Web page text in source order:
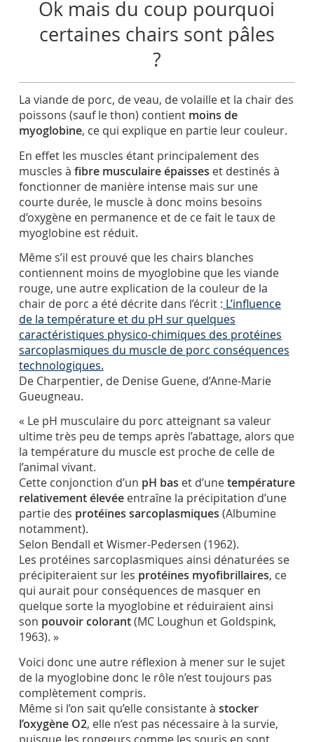
Ok mais du coup pourquoi
certaines chairs sont pâles
?
La viande de porc, de veau, de volaille et la chair des
poissons (sauf le thon) contient moins de
myoglobine, ce qui explique en partie leur couleur.
En effet les muscles étant principalement des
muscles à fibre musculaire épaisses et destinés à
fonctionner de manière intense mais sur une
courte durée, le muscle à donc moins besoins
d’oxygène en permanence et de ce fait le taux de
myoglobine est réduit.
Même s’il est prouvé que les chairs blanches
contiennent moins de myoglobine que les viande
rouge, une autre explication de la couleur de la
chair de porc a été décrite dans l’écrit : L’influence
de la température et du pH sur quelques
caractéristiques physico-chimiques des protéines
sarcoplasmiques du muscle de porc conséquences
technologiques.
De Charpentier, de Denise Guene, d’Anne-Marie
Gueugneau.
« Le pH musculaire du porc atteignant sa valeur
ultime très peu de temps après l’abattage, alors que
la température du muscle est proche de celle de
l’animal vivant.
Cette conjonction d’un pH bas et d’unetempérature
relativement élevéeentraîne la précipitation d’une
partie des protéines sarcoplasmiques (Albumine
notamment).
Selon Bendall et Wismer-Pedersen (1962).
Les protéines sarcoplasmiques ainsi dénaturées se
précipiteraient sur les protéines myofibrillaires, ce
qui aurait pour conséquences de masquer en
quelque sorte la myoglobine et réduiraient ainsi
son pouvoir colorant(MC Loughun et Goldspink,
1963). »
Voici donc une autre réflexion à mener sur le sujet
de la myoglobine donc le rôle n’est toujours pas
complètement compris.
Même si l’on sait qu’elle consistante à stocker
l’oxygène O2, elle n’est pas nécessaire à la survie,